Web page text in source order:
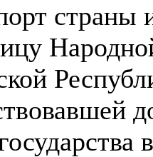
страны